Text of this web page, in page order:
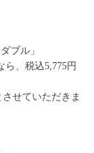
ブル」
ら、税込5,775円
せていただきま